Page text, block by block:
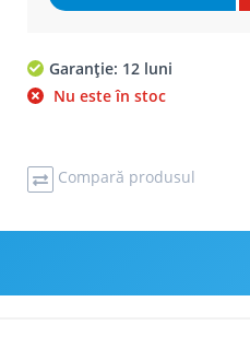
Garanție: 12 luni
Nu este în stoc
Compară produsul